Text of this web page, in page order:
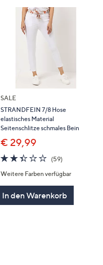
SALE
STRANDFEIN 7/8 Hose
elastisches Material
Seitenschlitze schmales Bein
€ 29,99
2.3
von
5
(59)59
Weitere Farben verfügbar
In den Warenkorb